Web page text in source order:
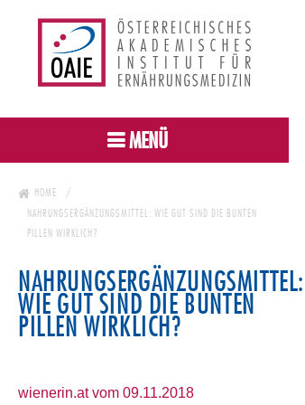
MENÜ
HOME
NAHRUNGSERGÄNZUNGSMITTEL: WIE GUT SIND DIE BUNTEN
PILLEN WIRKLICH?
NAHRUNGSERGÄNZUNGSMITTEL:
WIE GUT SIND DIE BUNTEN
PILLEN WIRKLICH?
wienerin.at vom 09.11.2018